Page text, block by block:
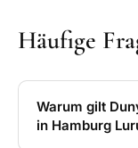
Häufige
Warum gilt
in Hamburg